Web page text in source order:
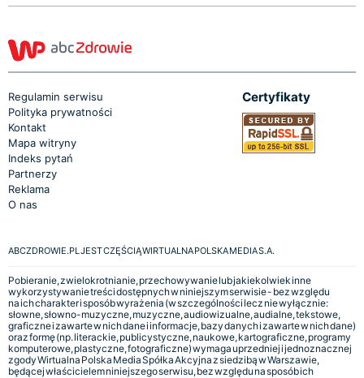
Regulamin serwisu
Polityka prywatności
Kontakt
Mapa witryny
Indeks pytań
Partnerzy
Reklama
O nas
Certyfikaty
ABCZDROWIE.PL JEST CZĘŚCIĄ WIRTUALNA POLSKA MEDIA S.A.
Pobieranie, zwielokrotnianie, przechowywanie lub jakiekolwiek inne
wykorzystywanie treści dostępnych w niniejszym serwisie - bez względu
na ich charakter i sposób wyrażenia (w szczególności lecz nie wyłącznie:
słowne, słowno-muzyczne, muzyczne, audiowizualne, audialne, tekstowe,
graficzne i zawarte w nich dane i informacje, bazy danych i zawarte w nich dane)
oraz formę (np. literackie, publicystyczne, naukowe, kartograficzne, programy
komputerowe, plastyczne, fotograficzne) wymaga uprzedniej i jednoznacznej
zgody Wirtualna Polska Media Spółka Akcyjna z siedzibą w Warszawie,
będącej właścicielem niniejszego serwisu, bez względu na sposób ich